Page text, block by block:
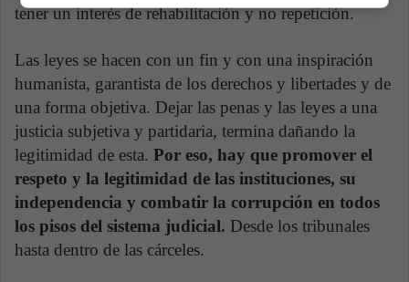
tener un interés de rehabilitación y no repetición.
Las leyes se hacen con un fin y con una inspiración
humanista, garantista de los derechos y libertades y de
una forma objetiva. Dejar las penas y las leyes a una
justicia subjetiva y partidaria, termina dañando la
legitimidad de esta. Por eso, hay que promover el
respeto y la legitimidad de las instituciones, su
independencia y combatir la corrupción en todos
los pisos del sistema judicial. Desde los tribunales
hasta dentro de las cárceles.